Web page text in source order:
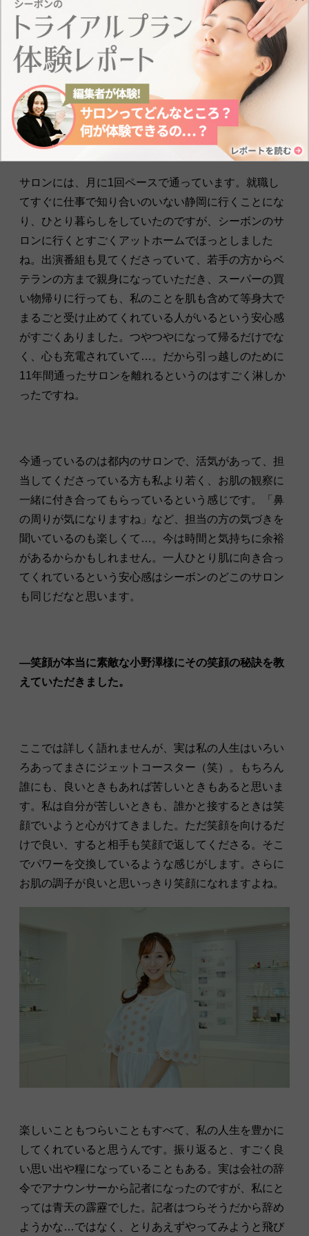
私にとってシーボンのサロンはどこか安
心できるサードプレイス的な場所。
—サロンへ通う頻度や、スタッフとの距離感はいかが
ですか。
サロンには、月に1回ペースで通っています。就職し
てすぐに仕事で知り合いのいない静岡に行くことにな
り、ひとり暮らしをしていたのですが、シーボンのサ
ロンに行くとすごくアットホームでほっとしました
ね。出演番組も見てくださっていて、若手の方からベ
テランの方まで親身になっていただき、スーパーの買
い物帰りに行っても、私のことを肌も含めて等身大で
まるごと受け止めてくれている人がいるという安心感
がすごくありました。つやつやになって帰るだけでな
く、心も充電されていて…。だから引っ越しのために
11年間通ったサロンを離れるというのはすごく淋しか
ったですね。
今通っているのは都内のサロンで、活気があって、担
当してくださっている方も私より若く、お肌の観察に
一緒に付き合ってもらっているという感じです。「鼻
の周りが気になりますね」など、担当の方の気づきを
聞いているのも楽しくて…。今は時間と気持ちに余裕
があるからかもしれません。一人ひとり肌に向き合っ
てくれているという安心感はシーボンのどこのサロン
も同じだなと思います。
—笑顔が本当に素敵な小野澤様にその笑顔の秘訣を教
えていただきました。
ここでは詳しく語れませんが、実は私の人生はいろい
ろあってまさにジェットコースター（笑）。もちろん
誰にも、良いときもあれば苦しいときもあると思いま
す。私は自分が苦しいときも、誰かと接するときは笑
顔でいようと心がけてきました。ただ笑顔を向けるだ
けで良い、すると相手も笑顔で返してくださる。そこ
でパワーを交換しているような感じがします。さらに
お肌の調子が良いと思いっきり笑顔になれますよね。
楽しいこともつらいこともすべて、私の人生を豊かに
してくれていると思うんです。振り返ると、すごく良
い思い出や糧になっていることもある。実は会社の辞
令でアナウンサーから記者になったのですが、私にと
っては青天の霹靂でした。記者はつらそうだから辞め
ようかな…ではなく、とりあえずやってみようと飛び